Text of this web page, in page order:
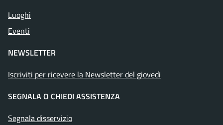
Luoghi
Eventi
NEWSLETTER
Iscriviti per ricevere la Newsletter del giovedì
SEGNALA O CHIEDI ASSISTENZA
Segnala disservizio